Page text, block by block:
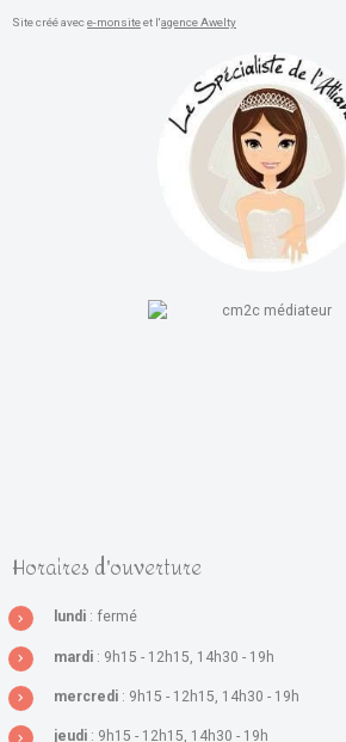
Site créé avece-monsiteet l'agence Awelty
Horaires d'ouverture
lundi : fermé
mardi : 9h15 - 12h15, 14h30 - 19h
mercredi : 9h15 - 12h15, 14h30 - 19h
jeudi : 9h15 - 12h15, 14h30 - 19h